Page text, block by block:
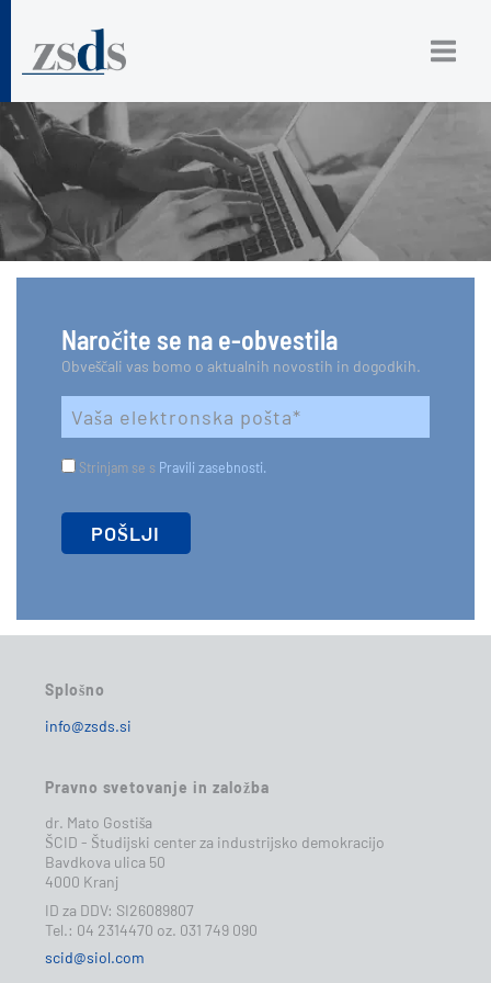
Naročite se na e-obvestila
Obveščali vas bomo o aktualnih novostih in dogodkih.
Strinjam se s Pravili zasebnosti.
Splošno
info@zsds.si
Pravno svetovanje in založba
dr. Mato Gostiša
ŠCID - Študijski center za industrijsko demokracijo
Bavdkova ulica 50
4000 Kranj
ID za DDV: SI26089807
Tel.: 04 2314470 oz. 031 749 090
scid@siol.com